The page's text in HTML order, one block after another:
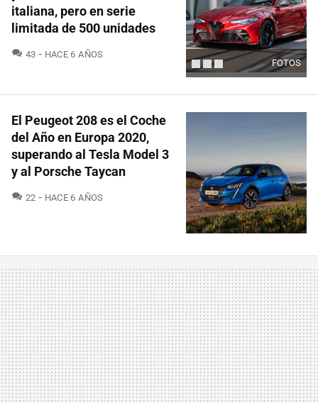
FOTOS
italiana, pero en serie
limitada de 500 unidades
43 COMENTARIOS
HACE 6 AÑOS
El Peugeot 208 es el Coche
del Año en Europa 2020,
superando al Tesla Model 3
y al Porsche Taycan
22 COMENTARIOS
HACE 6 AÑOS